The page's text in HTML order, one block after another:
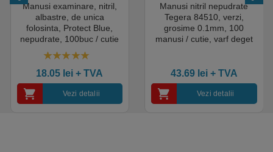
Manusi examinare, nitril,
albastre, de unica
folosinta, Protect Blue,
nepudrate, 100buc / cutie
pentru medical, HoReCa,
saloane si domeniul
industrial, calitate premium
18.05 lei + TVA
Vezi detalii
Manusi nitril nepudrate
Tegera 84510, verzi,
grosime 0.1mm, 100
manusi / cutie, varf deget
43.69 lei+ TVA
Vezi detalii